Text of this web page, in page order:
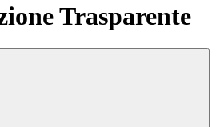
Trasparente